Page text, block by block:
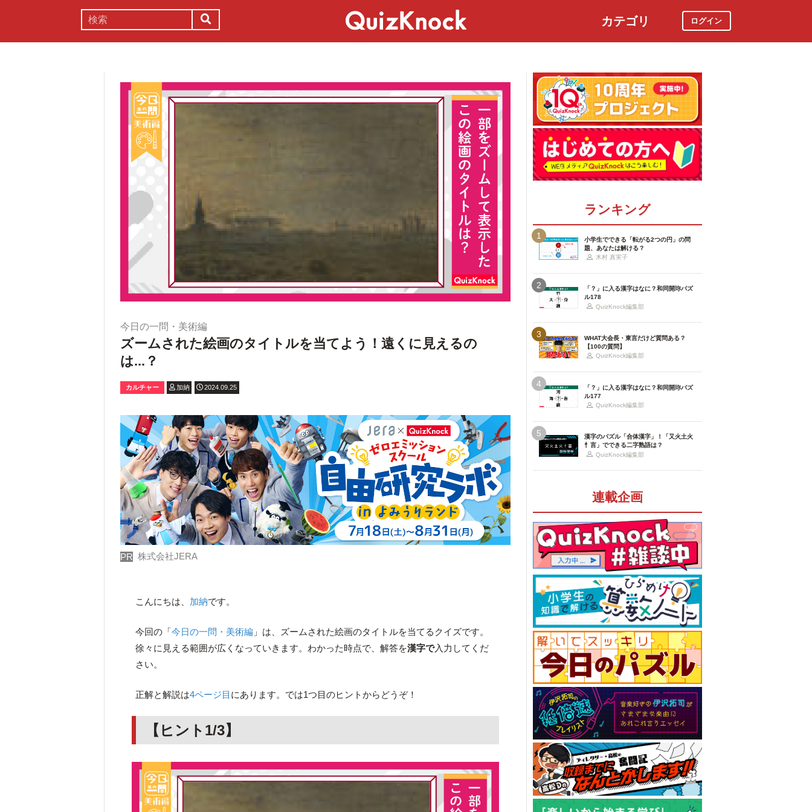
カテゴリ ログイン
今日の一問・美術編
ズームされた絵画のタイトルを当てよう！遠くに見えるの
は...？
カルチャー 加納 2024.09.25
PR 株式会社JERA
こんにちは、 加納です。
今回の「今日の一問・美術編 」は、ズームされた絵画のタイトルを当てるクイズです。
徐々に見える範囲が広くなっていきます。わかった時点で、解答を漢字で入力してくだ
さい。
正解と解説は4ページ目 にあります。では1つ目のヒントからどうぞ！
【ヒント1/3】
ランキング
1
小学生でできる「転がる2つの円」の問
題、あなたは解ける？
木村 真実子
2
「？」に入る漢字はなに？和同開珎パズ
ル178
QuizKnock編集部
3
WHAT大会長・東言だけど質問ある？
【100の質問】
QuizKnock編集部
4
「？」に入る漢字はなに？和同開珎パズ
ル177
QuizKnock編集部
5
漢字のパズル「合体漢字」！「又火土火
忄言」でできる二字熟語は？
QuizKnock編集部
連載企画